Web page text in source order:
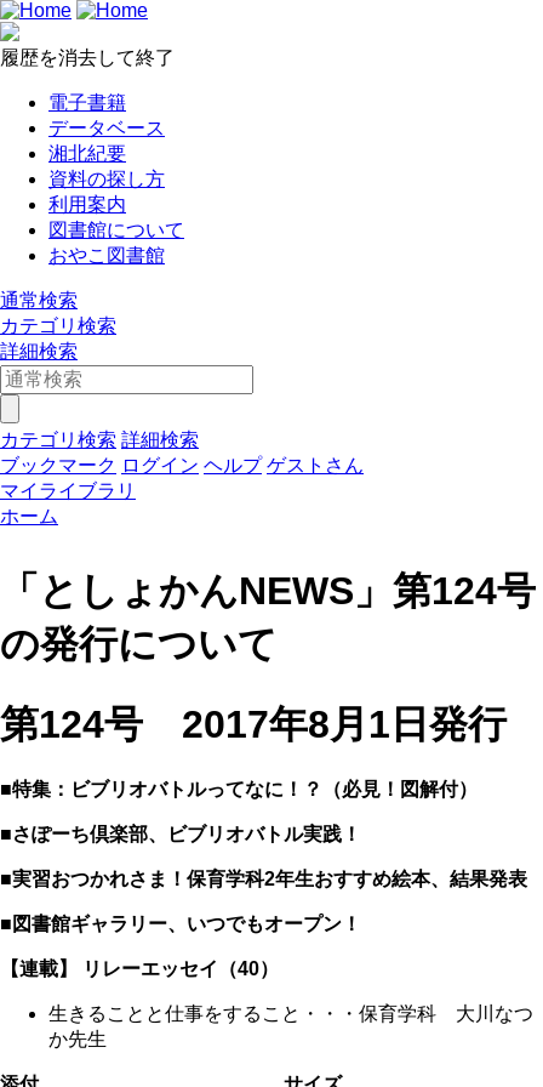
履歴を消去して終了
電子書籍
データベース
湘北紀要
資料の探し方
利用案内
図書館について
おやこ図書館
通常検索
カテゴリ検索
詳細検索
カテゴリ検索 詳細検索
ブックマーク ログイン ヘルプ ゲストさん
マイライブラリ
ホーム
「としょかんNEWS」第124号
の発行について
第124号 2017年8月1日発行
■特集：ビブリオバトルってなに！？（必見！図解付）
■さぽーち倶楽部、ビブリオバトル実践！
■実習おつかれさま！保育学科2年生おすすめ絵本、結果発表
■図書館ギャラリー、いつでもオープン！
【連載】 リレーエッセイ（40）
生きることと仕事をすること・・・保育学科 大川なつ
か先生